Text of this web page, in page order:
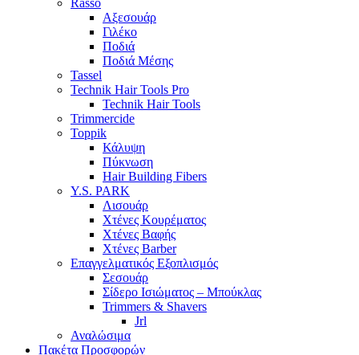
Αξεσουάρ
Γιλέκο
Ποδιά
Ποδιά Μέσης
Tassel
Technik Hair Tools Pro
Technik Hair Tools
Trimmercide
Toppik
Κάλυψη
Πύκνωση
Hair Building Fibers
Y.S. PARK
Λισουάρ
Χτένες Κουρέματος
Χτένες Βαφής
Χτένες Barber
Επαγγελματικός Εξοπλισμός
Σεσουάρ
Σίδερο Ισιώματος – Μπούκλας
Trimmers & Shavers
Jrl
Αναλώσιμα
Πακέτα Προσφορών